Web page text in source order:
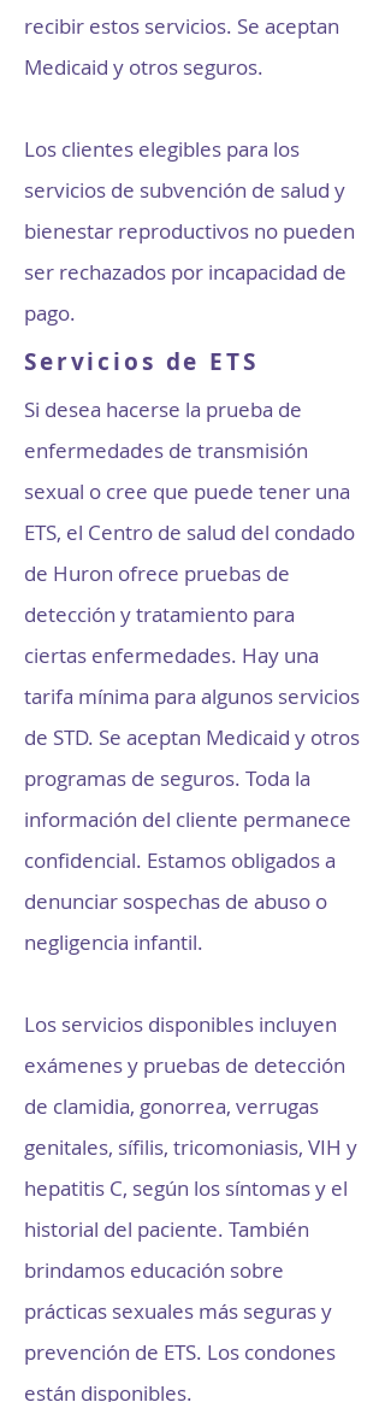
recibir estos servicios. Se aceptan
Medicaid y otros seguros.
Los clientes elegibles para los
servicios de subvención de salud y
bienestar reproductivos no pueden
ser rechazados por incapacidad de
pago.
Servicios de ETS
Si desea hacerse la prueba de
enfermedades de transmisión
sexual o cree que puede tener una
ETS, el Centro de salud del condado
de Huron ofrece pruebas de
detección y tratamiento para
ciertas enfermedades. Hay una
tarifa mínima para algunos servicios
de STD. Se aceptan Medicaid y otros
programas de seguros. Toda la
información del cliente permanece
confidencial. Estamos obligados a
denunciar sospechas de abuso o
negligencia infantil.
Los servicios disponibles incluyen
exámenes y pruebas de detección
de clamidia, gonorrea, verrugas
genitales, sífilis, tricomoniasis, VIH y
hepatitis C, según los síntomas y el
historial del paciente. También
brindamos educación sobre
prácticas sexuales más seguras y
prevención de ETS. Los condones
están disponibles.